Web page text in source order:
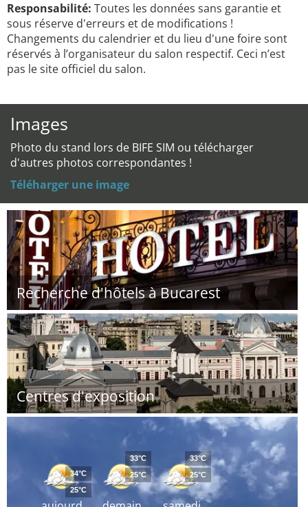
Responsabilité: Toutes les données sans garantie et
sous réserve d'erreurs et de modifications !
Changements du calendrier et du lieu d'une foire sont
réservés à l’organisateur du salon respectif. Ceci n’est
pas le site officiel du salon.
Images
Photo du stand lors de BIFE SIM ou télécharger
d'autres photos correspondantes !
Téléharger une image
Recherche d'hôtels à Bucarest
Centres d'exposition
34°C
25°C
33°C
25°C
33°C
25°C